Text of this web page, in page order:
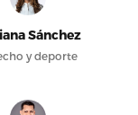
Sánchez
y deporte